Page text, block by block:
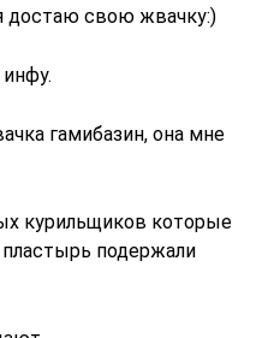
достаю свою жвачку:)
гамибазин, она мне
курильщиков которые
подержали